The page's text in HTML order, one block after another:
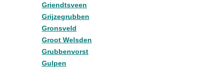
Griendtsveen
Grijzegrubben
Gronsveld
Groot Welsden
Grubbenvorst
Gulpen